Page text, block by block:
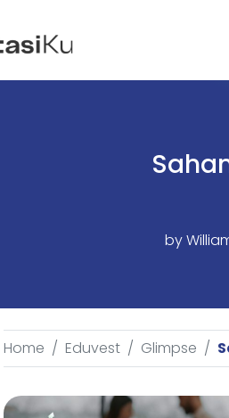
by
Home Eduvest Glimpse